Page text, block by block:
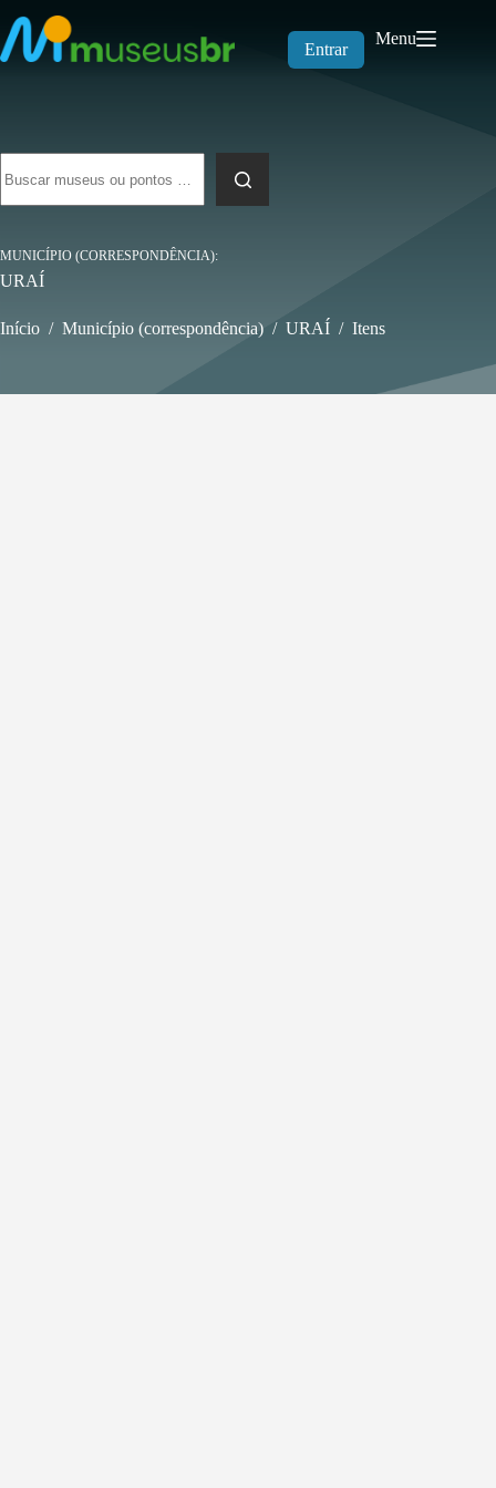
para
o
conteúdo
Entrar
Menu
resultados
MUNICÍPIO (CORRESPONDÊNCIA)
URAÍ
Início / Município (correspondência) / URAÍ / Itens